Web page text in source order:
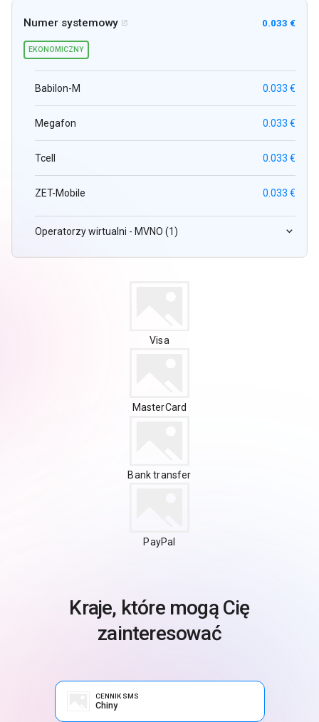
Numer systemowy  0.033 €
EKONOMICZNY
Babilon-M 0.033 €
Megafon 0.033 €
Tcell 0.033 €
ZET-Mobile 0.033 €
Operatorzy wirtualni - MVNO (1)
Visa
MasterCard
Bank transfer
PayPal
Kraje, które mogą Cię
zainteresować
CENNIK SMS
Chiny